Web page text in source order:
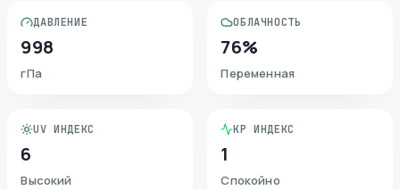
ДАВЛЕНИЕ
998
гПа
ОБЛАЧНОСТЬ
76%
Переменная
UV ИНДЕКС
6
Высокий
KP ИНДЕКС
1
Спокойно